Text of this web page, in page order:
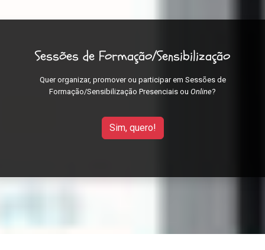
Sessões de Formação/Sensibilização
Quer organizar, promover ou participar em Sessões de
Formação/Sensibilização Presenciais ou Online?
Sim, quero!